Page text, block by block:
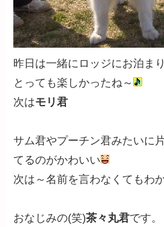
昨日は一緒にロッジにお泊まり
とっても楽しかったね～
次はモリ君